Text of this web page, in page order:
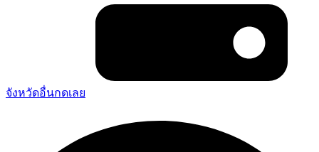
จังหวัดอื่นกดเลย